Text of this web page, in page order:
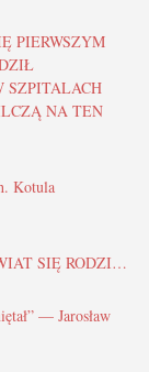
PIERWSZYM
SZPITALACH
NA TEN
Kotula
SIĘ RODZI…
— Jarosław